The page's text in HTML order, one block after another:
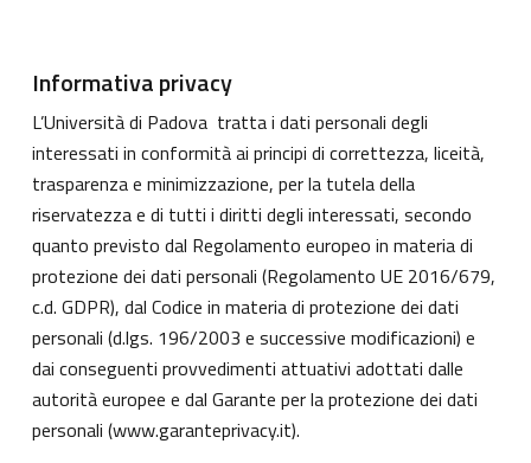
Informativa privacy
L’Università di Padova tratta i dati personali degli
interessati in conformità ai principi di correttezza, liceità,
trasparenza e minimizzazione, per la tutela della
riservatezza e di tutti i diritti degli interessati, secondo
quanto previsto dal Regolamento europeo in materia di
protezione dei dati personali (Regolamento UE 2016/679,
c.d. GDPR), dal Codice in materia di protezione dei dati
personali (d.lgs. 196/2003 e successive modificazioni) e
dai conseguenti provvedimenti attuativi adottati dalle
autorità europee e dal Garante per la protezione dei dati
personali (www.garanteprivacy.it).